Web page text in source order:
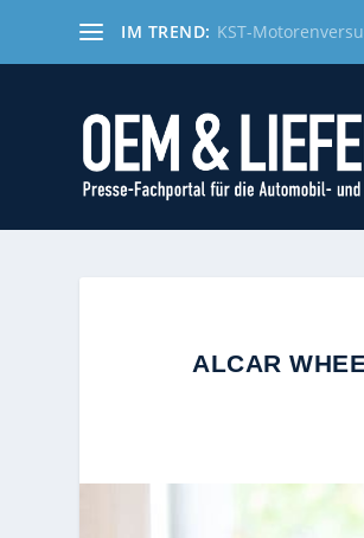
IM TREND: KST-
ALCAR